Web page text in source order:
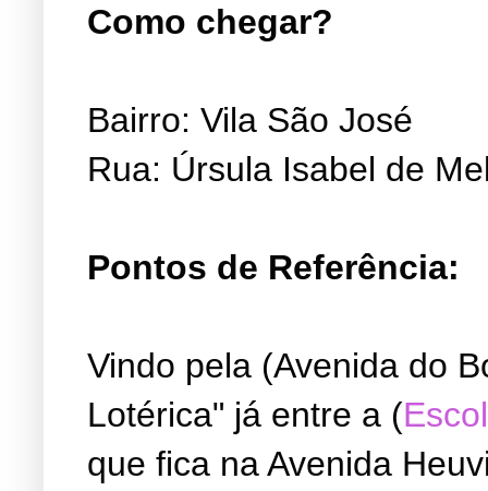
Como chegar?
Bairro: Vila São José
Rua: Úrsula Isabel de
Pontos de Referência:
Vindo pela (Avenida do
Lotérica" já entre a (
que fica na Avenida